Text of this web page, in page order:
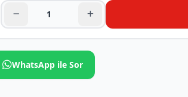
WhatsApp ile Sor